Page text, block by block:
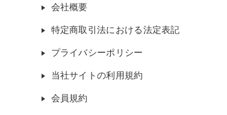
会社概要
特定商取引法における法定表記
プライバシーポリシー
当社サイトの利用規約
会員規約